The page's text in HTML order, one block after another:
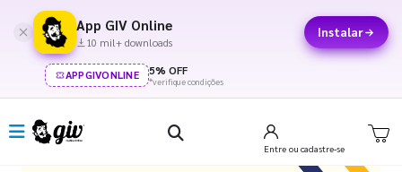
App GIV Online
10 mil+ downloads
Instalar
APPGIVONLINE 5% OFF
*verifique condições
Entre ou cadastre-se